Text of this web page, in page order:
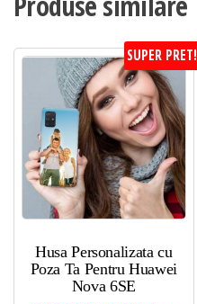
SUPER PRET!
Husa Personalizata cu
Poza Ta Pentru Huawei
Nova 6SE